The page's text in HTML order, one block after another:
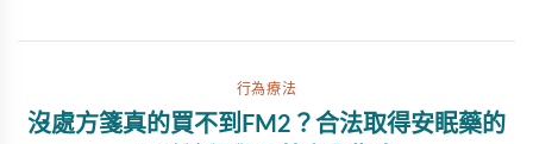
行為療法
沒處方箋真的買不到FM2？合法取得安眠藥的